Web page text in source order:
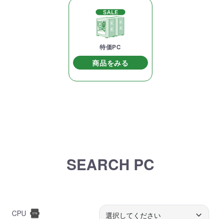
特価PC
商品をみる
SEARCH PC
CPU